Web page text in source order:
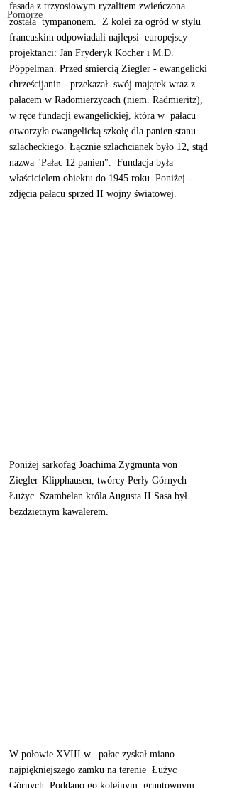
Pomorze
fasada z trzyosiowym ryzalitem zwieńczona
została  tympanonem.  Z kolei za ogród w stylu
francuskim odpowiadali najlepsi  europejscy
projektanci: Jan Fryderyk Kocher i M.D.
Pőppelman. Przed śmiercią Ziegler - ewangelicki
chrześcijanin - przekazał  swój majątek wraz z
pałacem w Radomierzycach (niem. Radmieritz),
w ręce fundacji ewangelickiej, która w  pałacu
otworzyła ewangelicką szkołę dla panien stanu
szlacheckiego. Łącznie szlachcianek było 12, stąd
nazwa "Pałac 12 panien".  Fundacja była
właścicielem obiektu do 1945 roku. Poniżej -
zdjęcia pałacu sprzed II wojny światowej.
Poniżej sarkofag Joachima Zygmunta von
Ziegler-Klipphausen, twórcy Perły Górnych
Łużyc. Szambelan króla Augusta II Sasa był
bezdzietnym kawalerem.
W połowie XVIII w.  pałac zyskał miano
najpiękniejszego zamku na terenie  Łużyc
Górnych. Poddano go kolejnym, gruntownym